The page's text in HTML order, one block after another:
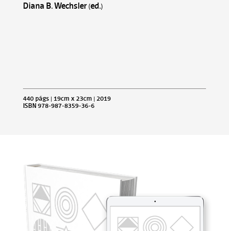
Diana B. Wechsler (ed.)
440 págs | 19cm x 23cm | 2019
ISBN 978-987-8359-36-6